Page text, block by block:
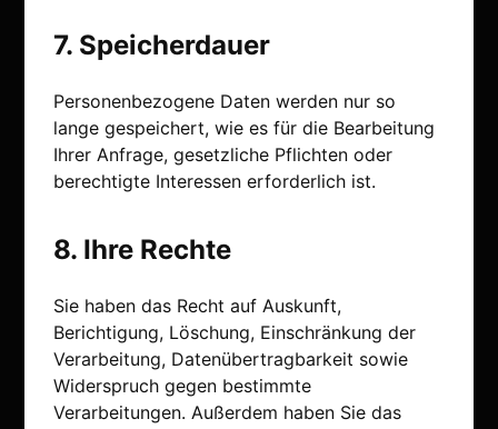
7. Speicherdauer
Personenbezogene Daten werden nur so
lange gespeichert, wie es für die Bearbeitung
Ihrer Anfrage, gesetzliche Pflichten oder
berechtigte Interessen erforderlich ist.
8. Ihre Rechte
Sie haben das Recht auf Auskunft,
Berichtigung, Löschung, Einschränkung der
Verarbeitung, Datenübertragbarkeit sowie
Widerspruch gegen bestimmte
Verarbeitungen. Außerdem haben Sie das